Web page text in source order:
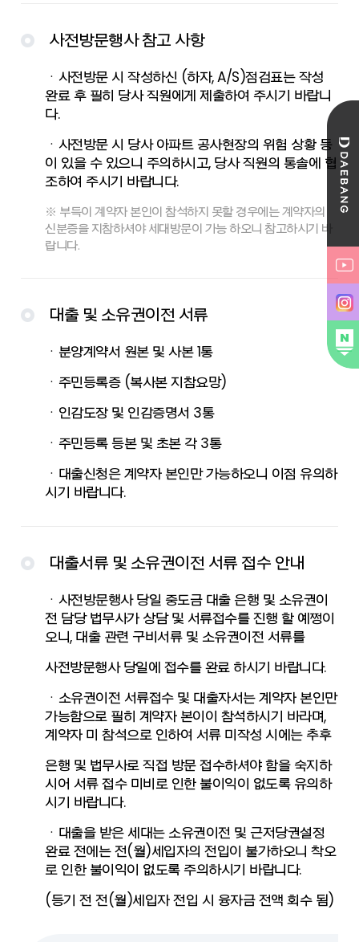
사전방문행사 참고 사항
ㆍ사전방문 시 작성하신 (하자, A/S)점검표는 작성
완료 후 필히 당사 직원에게 제출하여 주시기 바랍니
다.
ㆍ사전방문 시 당사 아파트 공사현장의 위험 상황 등
이 있을 수 있으니 주의하시고, 당사 직원의 통솔에 협
조하여 주시기 바랍니다.
※ 부득이 계약자 본인이 참석하지 못할 경우에는 계약자의
신분증을 지참하셔야 세대방문이 가능 하오니 참고하시기 바
랍니다.
대출 및 소유권이전 서류
ㆍ분양계약서 원본 및 사본 1통
ㆍ주민등록증 (복사본 지참요망)
ㆍ인감도장 및 인감증명서 3통
ㆍ주민등록 등본 및 초본 각 3통
ㆍ대출신청은 계약자 본인만 가능하오니 이점 유의하
시기 바랍니다.
대출서류 및 소유권이전 서류 접수 안내
ㆍ사전방문행사 당일 중도금 대출 은행 및 소유권이
전 담당 법무사가 상담 및 서류접수를 진행 할 예쩡이
오니, 대출 관련 구비서류 및 소유권이전 서류를
사전방문행사 당일에 접수를 완료 하시기 바랍니다.
ㆍ소유권이전 서류접수 및 대출자서는 계약자 본인만
가능함으로 필히 계약자 본이이 참석하시기 바라며,
계약자 미 참석으로 인하여 서류 미작성 시에는 추후
은행 및 법무사로 직접 방문 접수하셔야 함을 숙지하
시어 서류 접수 미비로 인한 불이익이 없도록 유의하
시기 바랍니다.
ㆍ대출을 받은 세대는 소유권이전 및 근저당권설정
완료 전에는 전(월)세입자의 전입이 불가하오니 착오
로 인한 불이익이 없도록 주의하시기 바랍니다.
(등기 전 전(월)세입자 전입 시 융자금 전액 회수 됨)